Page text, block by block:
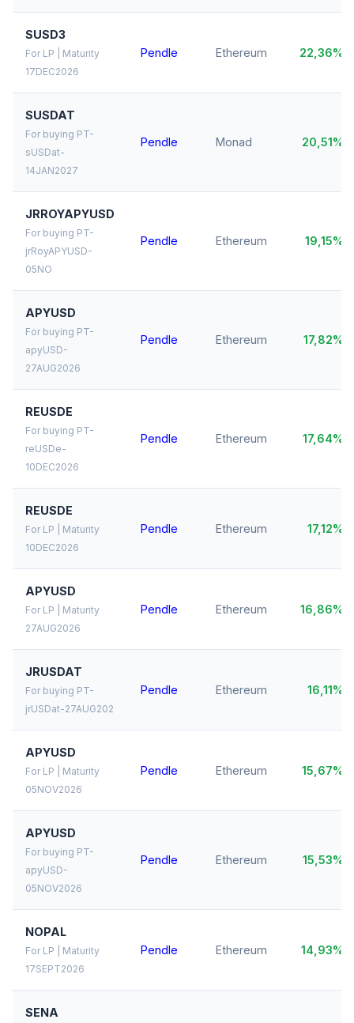
SUSD3
For LP | Maturity
17DEC2026
Pendle Ethereum 22,36%
SUSDAT
For buying PT-
sUSDat-
14JAN2027
Pendle Monad 20,51%
JRROYAPYUSD
For buying PT-
jrRoyAPYUSD-
05NO
Pendle Ethereum 19,15%
APYUSD
For buying PT-
apyUSD-
27AUG2026
Pendle Ethereum 17,82%
REUSDE
For buying PT-
reUSDe-
10DEC2026
Pendle Ethereum 17,64%
REUSDE
For LP | Maturity
10DEC2026
Pendle Ethereum 17,12%
APYUSD
For LP | Maturity
27AUG2026
Pendle Ethereum 16,86%
JRUSDAT
For buying PT-
jrUSDat-27AUG202
Pendle Ethereum 16,11%
APYUSD
For LP | Maturity
05NOV2026
Pendle Ethereum 15,67%
APYUSD
For buying PT-
apyUSD-
05NOV2026
Pendle Ethereum 15,53%
NOPAL
For LP | Maturity
17SEPT2026
Pendle Ethereum 14,93%
SENA